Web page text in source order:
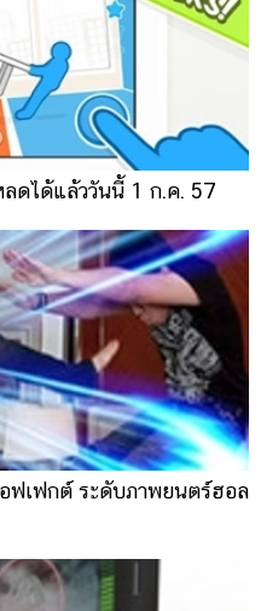
ลดได้แล้ววันนี้ 1 ก.ค. 57
ฟเฟกต์ ระดับภาพยนตร์ฮอล